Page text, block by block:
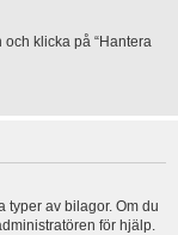
klicka på “Hantera
typer av bilagor. Om du
för hjälp.